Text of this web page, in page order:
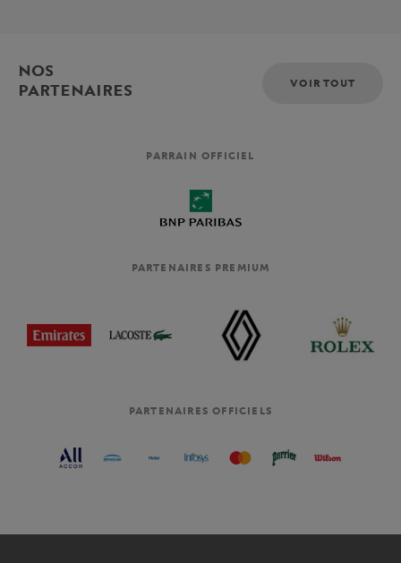
NOS
PARTENAIRES
VOIR TOUT
PARRAIN OFFICIEL
PARTENAIRES PREMIUM
PARTENAIRES OFFICIELS